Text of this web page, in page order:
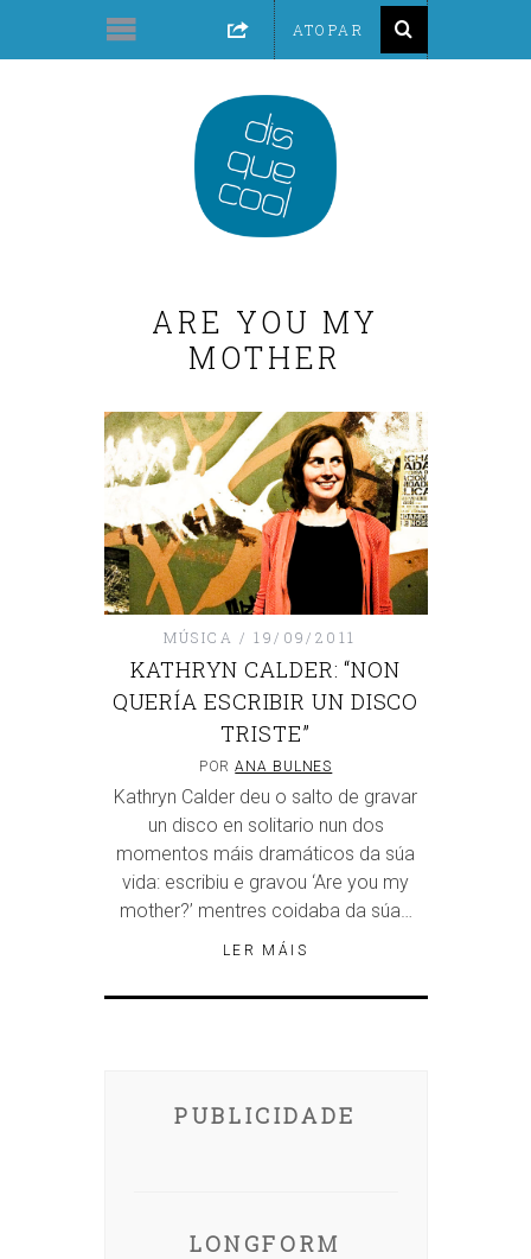
ARE YOU MY
MOTHER
MÚSICA 19/09/2011
KATHRYN CALDER: “NON
QUERÍA ESCRIBIR UN DISCO
TRISTE”
PORANA BULNES
Kathryn Calder deu o salto de gravar
un disco en solitario nun dos
momentos máis dramáticos da súa
vida: escribiu e gravou ‘Are you my
mother?’ mentres coidaba da súa…
LER MÁIS
PUBLICIDADE
LONGFORM